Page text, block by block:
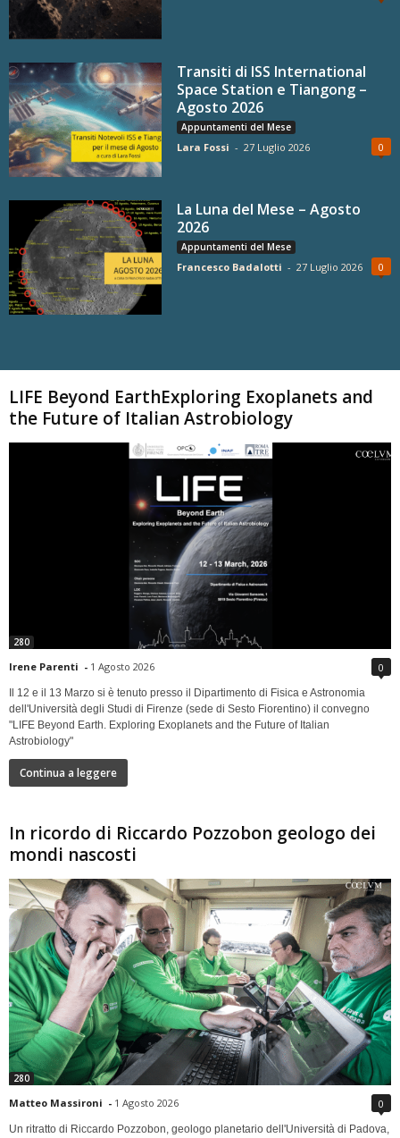
Transiti di ISS International
Space Station e Tiangong –
Agosto 2026
Appuntamenti del Mese
Lara Fossi - 27 Luglio 2026 0
La Luna del Mese – Agosto
2026
Appuntamenti del Mese
Francesco Badalotti - 27 Luglio 2026 0
LIFE Beyond EarthExploring Exoplanets and
the Future of Italian Astrobiology
280
Irene Parenti - 1 Agosto 2026 0
Il 12 e il 13 Marzo si è tenuto presso il Dipartimento di Fisica e Astronomia
dell'Università degli Studi di Firenze (sede di Sesto Fiorentino) il convegno
"LIFE Beyond Earth. Exploring Exoplanets and the Future of Italian
Astrobiology"
Continua a leggere
In ricordo di Riccardo Pozzobon geologo dei
mondi nascosti
280
Matteo Massironi - 1 Agosto 2026 0
Un ritratto di Riccardo Pozzobon, geologo planetario dell'Università di Padova,